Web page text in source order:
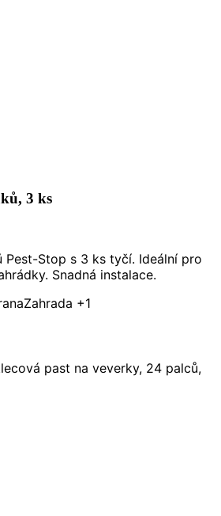
3 ks
Pest-Stop s 3 ks tyčí. Ideální pro
Snadná instalace.
Zahrada +1
past na veverky, 24 palců,